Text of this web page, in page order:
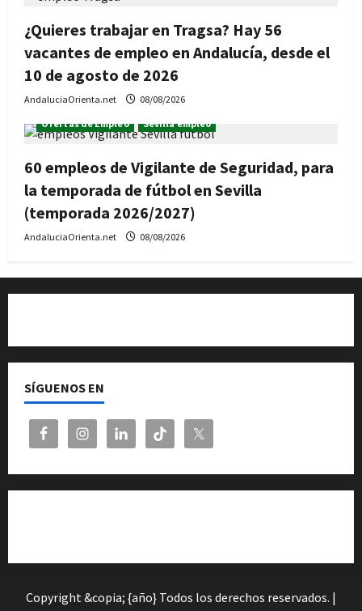
¿Quieres trabajar en Tragsa? Hay 56
vacantes de empleo en Andalucía, desde el
10 de agosto de 2026
AndaluciaOrienta.net
08/08/2026
Ofertas de Empleo
Sevilla empleo
60 empleos de Vigilante de Seguridad, para
la temporada de fútbol en Sevilla
(temporada 2026/2027)
AndaluciaOrienta.net 08/08/2026
SÍGUENOS EN
Copyright &copia; {año} Todos los derechos reservados. |